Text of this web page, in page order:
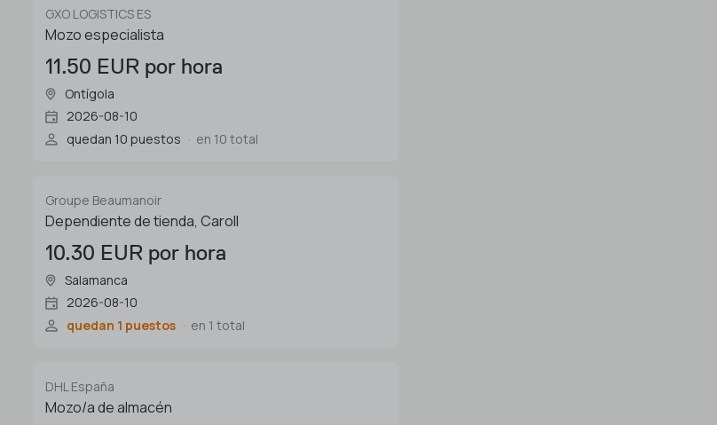
GXO LOGISTICS ES
Mozo especialista
11.50 EUR por hora
Ontígola
2026-08-10
quedan 10 puestos
en 10 total
Groupe Beaumanoir
Dependiente de tienda, Caroll
10.30 EUR por hora
Salamanca
2026-08-10
quedan 1 puestos
en 1 total
DHL España
Mozo/a de almacén